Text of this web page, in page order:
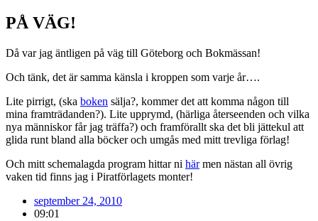
PÅ VÄG!
Då var jag äntligen på väg till Göteborg och Bokmässan!
Och tänk, det är samma känsla i kroppen som varje år….
Lite pirrigt, (ska boken sälja?, kommer det att komma någon till
mina framträdanden?). Lite upprymd, (härliga återseenden och vilka
nya människor får jag träffa?) och framförallt ska det bli jättekul att
glida runt bland alla böcker och umgås med mitt trevliga förlag!
Och mitt schemalagda program hittar ni härmen nästan all övrig
vaken tid finns jag i Piratförlagets monter!
september 24, 2010
09:01